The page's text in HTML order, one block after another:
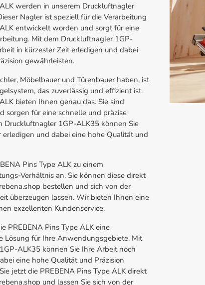
werden in unserem Druckluftnagler
Nagler ist speziell für die Verarbeitung
entwickelt worden und sorgt für eine
Mit dem Druckluftnagler 1GP-
in kürzester Zeit erledigen und dabei
gewährleisten.
Möbelbauer und Türenbauer haben, ist
das zuverlässig und effizient ist.
bieten Ihnen genau das. Sie sind
sorgen für eine schnelle und präzise
Druckluftnagler 1GP-ALK35 können Sie
und dabei eine hohe Qualität und
Pins Type ALK zu einem
Verhältnis an. Sie können diese direkt
bestellen und sich von der
überzeugen lassen. Wir bieten Ihnen eine
exzellenten Kundenservice.
PREBENA Pins Type ALK eine
Lösung für Ihre Anwendungsgebiete. Mit
ALK35 können Sie Ihre Arbeit noch
eine hohe Qualität und Präzision
jetzt die PREBENA Pins Type ALK direkt
und lassen Sie sich von der